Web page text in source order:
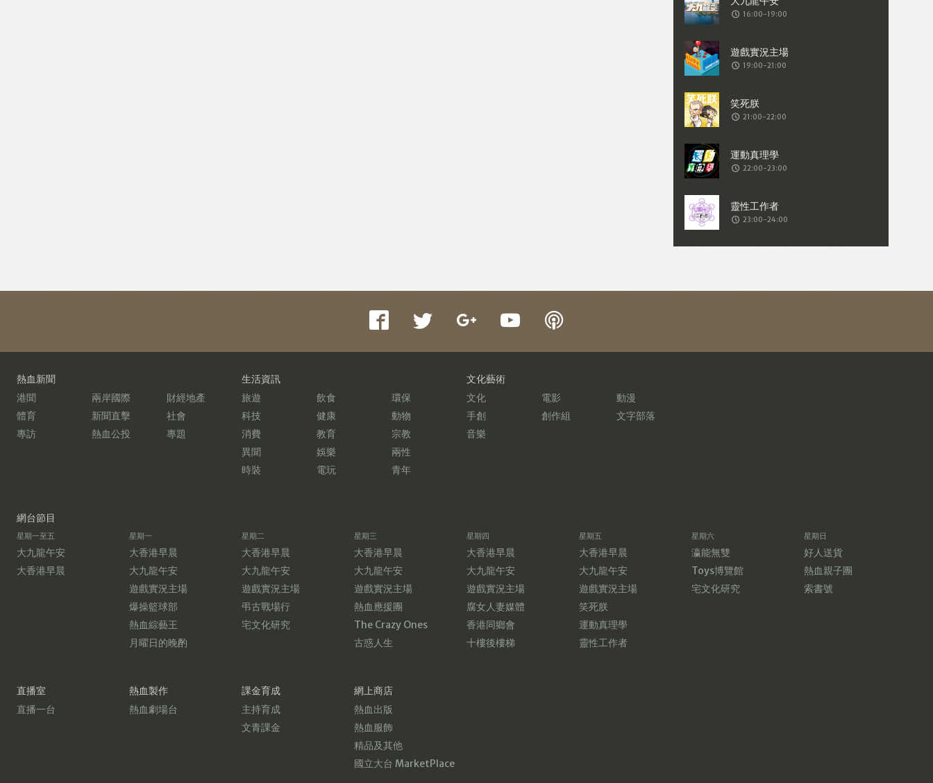
16:00-19:00
19:00-21:00
21:00-22:00
22:00-23:00
23:00-24:00
熱血新聞
港聞
兩岸國際
財經地產
體育
新聞直擊
社會
專訪
熱血公投 專題
生活資訊
旅遊
飲食
環保
科技
健康
動物
消費
教育
宗教
異聞
娛樂
兩性
時裝
電玩 青年
文化藝術
文化
電影
動漫
手創
創作組
文字部落
音樂
網台節目
星期一至五
大九龍午安
大香港早晨
星期一
大香港早晨
大九龍午安
遊戲實況主場
爆操籃球部
熱血綜藝王
月曜日的晚酌
星期二
大香港早晨
大九龍午安
遊戲實況主場
弔古戰場行
宅文化研究
星期三
大香港早晨
大九龍午安
遊戲實況主場
熱血應援團
The Crazy Ones
古惑人生
星期四
大香港早晨
大九龍午安
遊戲實況主場
腐女人妻媒體
香港同鄉會
十樓後樓梯
星期五
大香港早晨
大九龍午安
遊戲實況主場
笑死朕
運動真理學
靈性工作者
星期六
瀛能無雙
Toys博覽館
宅文化研究
星期日
好人送貨
熱血親子團
索書號
直播室
直播一台
熱血製作
熱血劇場台
課金育成
主持育成
文青課金
網上商店
熱血出版
熱血服飾
精品及其他
國立大台 MarketPlace